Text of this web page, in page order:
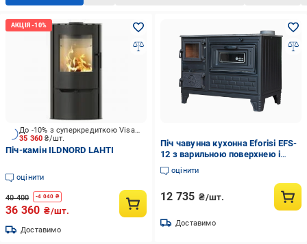
35 360₴/шт.
До -10% з суперкредиткою Visa Вигода
Піч-камін ILDNORD LAHTI
оцінити
40 400 -4 040 ₴
36 360 ₴/шт.
Доставимо
Піч чавунна кухонна Eforisi EFS-
12 з варильною поверхнею і
духовкою 8,6 кВт (34465963)
оцінити
12 735 ₴/шт.
Доставимо